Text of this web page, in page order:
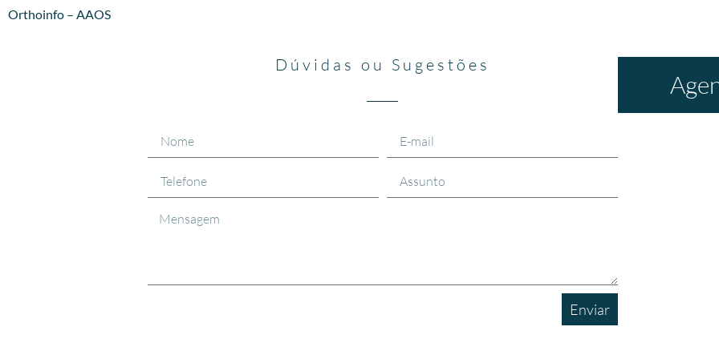
Orthoinfo – AAOS
Dúvidas ou Sugestões
Enviar